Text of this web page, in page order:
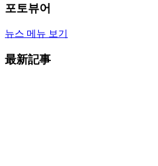
포토뷰어
뉴스 메뉴 보기
最新記事